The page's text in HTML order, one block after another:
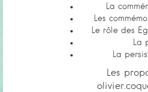
La
Les
Le rôle des
La
La
Les